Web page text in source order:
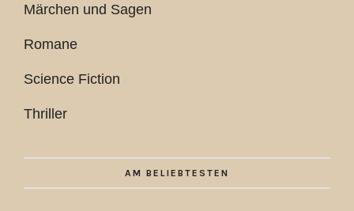
Märchen und Sagen
Romane
Science Fiction
Thriller
AM BELIEBTESTEN